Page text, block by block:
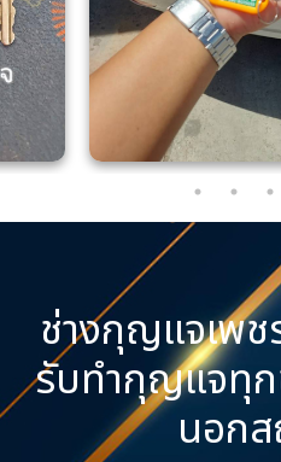
ช่างกุญแจเพ
รับทำกุญแจทุก
นอก